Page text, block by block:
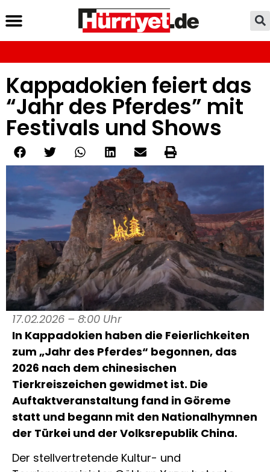
Kappadokien feiert das
“Jahr des Pferdes” mit
Festivals und Shows
17.02.2026 – 8:00 Uhr
In Kappadokien haben die Feierlichkeiten
zum „Jahr des Pferdes“ begonnen, das
2026 nach dem chinesischen
Tierkreiszeichen gewidmet ist. Die
Auftaktveranstaltung fand in Göreme
statt und begann mit den Nationalhymnen
der Türkei und der Volksrepublik China.
Der stellvertretende Kultur- und